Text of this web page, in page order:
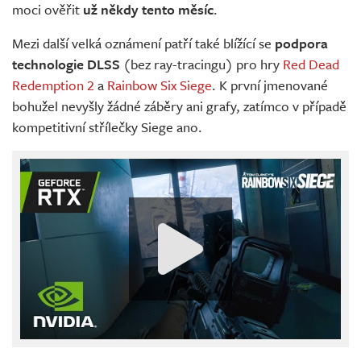
moci ověřit už někdy tento měsíc.
Mezi další velká oznámení patří také blížící se podpora
technologie DLSS (bez ray-tracingu) pro hry Red Dead
Redemption 2 a Rainbow Six Siege. K první jmenované
bohužel nevyšly žádné záběry ani grafy, zatímco v případě
kompetitivní střílečky Siege ano.